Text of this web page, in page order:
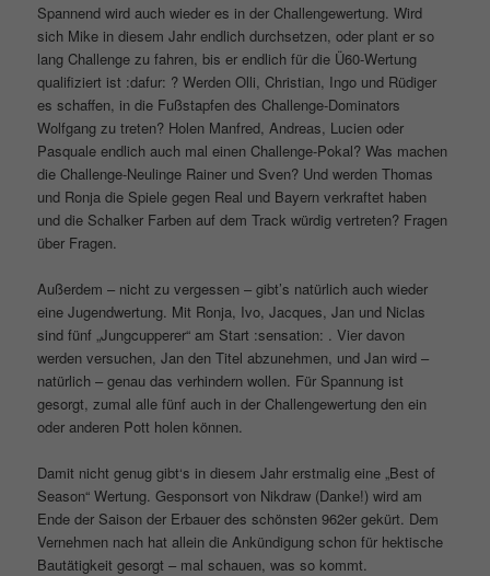
Spannend wird auch wieder es in der Challengewertung. Wird
sich Mike in diesem Jahr endlich durchsetzen, oder plant er so
lang Challenge zu fahren, bis er endlich für die Ü60-Wertung
qualifiziert ist :dafur: ? Werden Olli, Christian, Ingo und Rüdiger
es schaffen, in die Fußstapfen des Challenge-Dominators
Wolfgang zu treten? Holen Manfred, Andreas, Lucien oder
Pasquale endlich auch mal einen Challenge-Pokal? Was machen
die Challenge-Neulinge Rainer und Sven? Und werden Thomas
und Ronja die Spiele gegen Real und Bayern verkraftet haben
und die Schalker Farben auf dem Track würdig vertreten? Fragen
über Fragen.
Außerdem – nicht zu vergessen – gibt’s natürlich auch wieder
eine Jugendwertung. Mit Ronja, Ivo, Jacques, Jan und Niclas
sind fünf „Jungcupperer“ am Start :sensation: . Vier davon
werden versuchen, Jan den Titel abzunehmen, und Jan wird –
natürlich – genau das verhindern wollen. Für Spannung ist
gesorgt, zumal alle fünf auch in der Challengewertung den ein
oder anderen Pott holen können.
Damit nicht genug gibt‘s in diesem Jahr erstmalig eine „Best of
Season“ Wertung. Gesponsort von Nikdraw (Danke!) wird am
Ende der Saison der Erbauer des schönsten 962er gekürt. Dem
Vernehmen nach hat allein die Ankündigung schon für hektische
Bautätigkeit gesorgt – mal schauen, was so kommt.